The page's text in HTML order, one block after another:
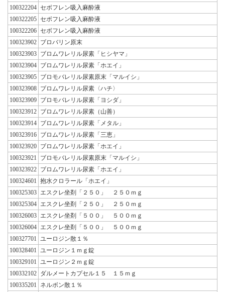
100322204 セボフレン吸入麻酔液
100322205 セボフレン吸入麻酔液
100322206 セボフレン吸入麻酔液
100323902 ブロバリン原末
100323903 ブロムワレリル尿素「ヒシヤマ」
100323904 ブロムワレリル尿素「ホエイ」
100323905 ブロモバレリル尿素原末「マルイシ」
100323908 ブロムワレリル尿素〈ハチ〉
100323909 ブロモバレリル尿素「ヨシダ」
100323912 ブロムワレリル尿素（山善）
100323914 ブロムワレリル尿素「メタル」
100323916 ブロムワレリル尿素「三恵」
100323920 ブロムワレリル尿素「ホエイ」
100323921
ブロモバレリル尿素原末「マルイシ」
100323922 ブロムワレリル尿素「ホエイ」
100324601
抱水クロラール「ホエイ」
100325303 エスクレ坐剤「２５０」 ２５０ｍｇ
100325304 エスクレ坐剤「２５０」 ２５０ｍｇ
100326003 エスクレ坐剤「５００」 ５００ｍｇ
100326004 エスクレ坐剤「５００」 ５００ｍｇ
100327701
ユーロジン散１％
100328401
ユーロジン１ｍｇ錠
100329101
ユーロジン２ｍｇ錠
100332102 ダルメートカプセル１５ １５ｍｇ
100335201
ネルボン散１％